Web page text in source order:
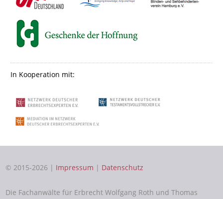
In Kooperation mit:
© 2015-2026 | Impressum | Datenschutz
Die Fachanwälte für Erbrecht Wolfgang Roth und Thomas